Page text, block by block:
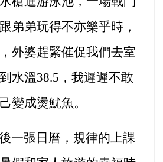
弟弟玩得不亦樂乎時，
外婆趕緊催促我們去室
水溫38.5，我遲遲不敢
變成燙魷魚。
一張日曆，規律的上課